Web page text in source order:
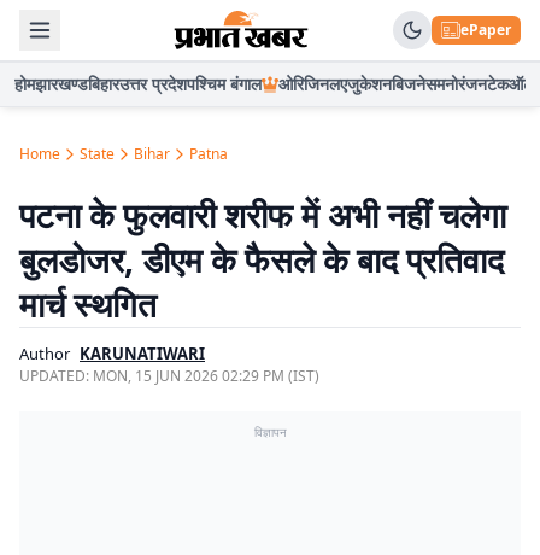
ePaper
होमझारखण्डबिहारउत्तर प्रदेशपश्चिम बंगाल ओरिजिनलएजुकेशनबिजनेसमनोरंजनटेकऑटो
Home State Bihar Patna
पटना के फुलवारी शरीफ में अभी नहीं चलेगा
बुलडोजर, डीएम के फैसले के बाद प्रतिवाद
मार्च स्थगित
Author KARUNATIWARI
UPDATED: MON, 15 JUN 2026 02:29 PM (IST)
विज्ञापन